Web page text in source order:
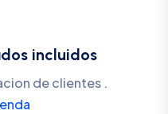
incluidos
de clientes .